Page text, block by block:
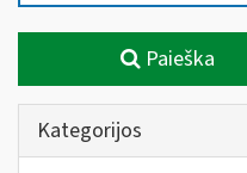
Paieška
Kategorijos